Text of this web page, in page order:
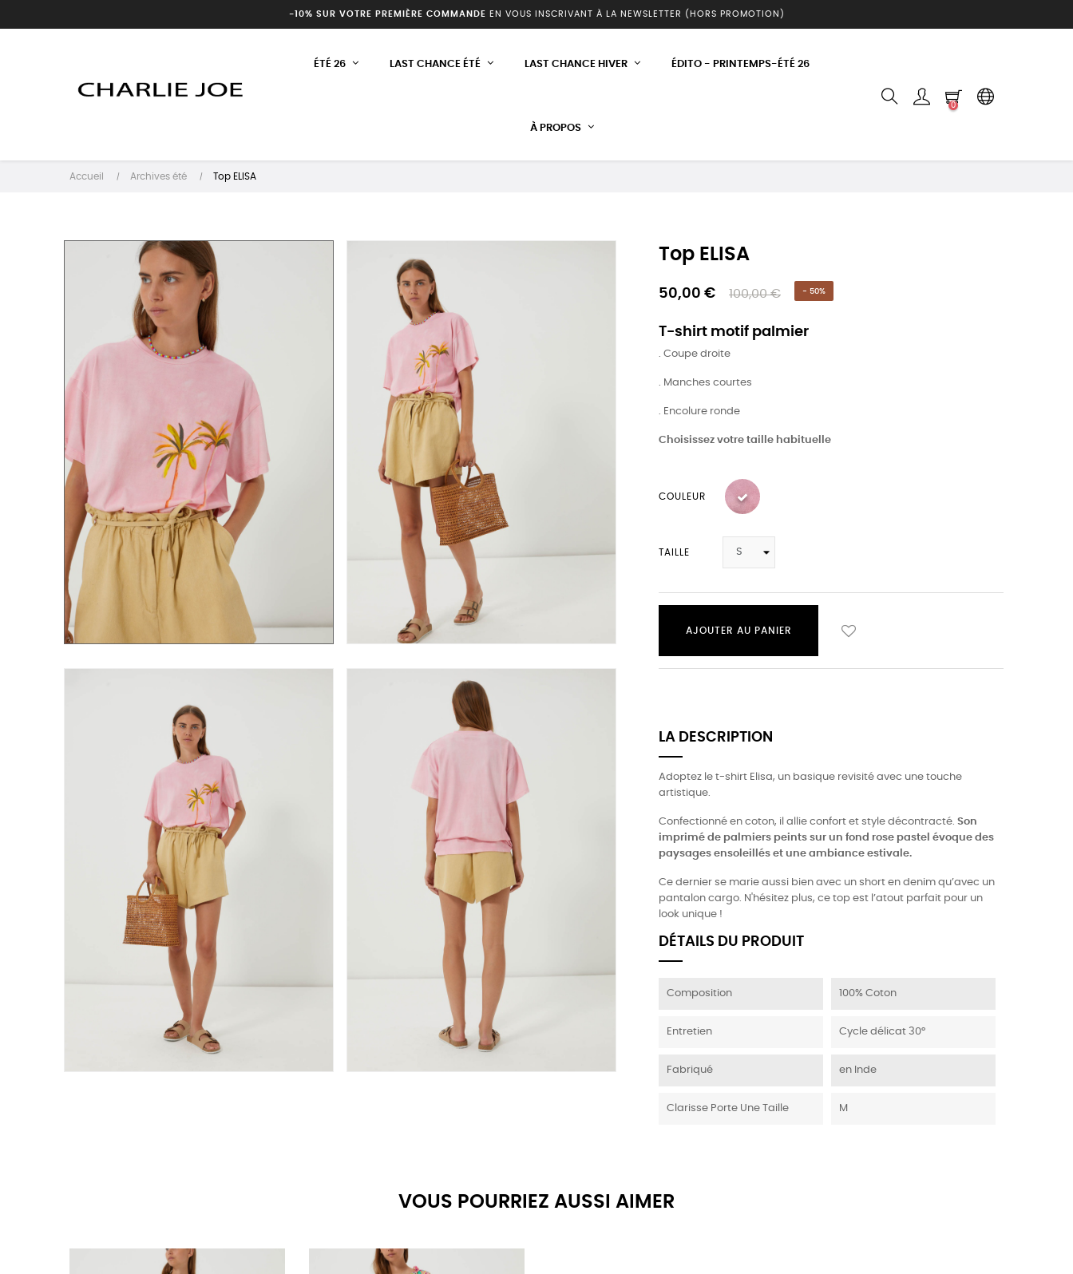
-10% SUR VOTRE PREMIÈRE COMMANDE EN VOUS INSCRIVANT À LA NEWSLETTER (HORS PROMOTION)
ÉTÉ 26 LAST CHANCE ÉTÉ LAST CHANCE HIVER ÉDITO - PRINTEMPS-ÉTÉ 26
À PROPOS
0
Accueil Archives été Top ELISA
Top ELISA
50,00 € 100,00 € - 50%
T-shirt motif palmier
. Coupe droite
. Manches courtes
. Encolure ronde
Choisissez votre taille habituelle
COULEUR
TAILLE
AJOUTER AU PANIER
LA DESCRIPTION
Adoptez le t-shirt Elisa, un basique revisité avec une touche
artistique.
Confectionné en coton, il allie confort et style décontracté. Son
imprimé de palmiers peints sur un fond rose pastel évoque des
paysages ensoleillés et une ambiance estivale.
Ce dernier se marie aussi bien avec un short en denim qu’avec un
pantalon cargo. N'hésitez plus, ce top est l’atout parfait pour un
look unique !
DÉTAILS DU PRODUIT
Composition 100% Coton
Entretien Cycle délicat 30°
Fabriqué en Inde
Clarisse Porte Une Taille M
VOUS POURRIEZ AUSSI AIMER